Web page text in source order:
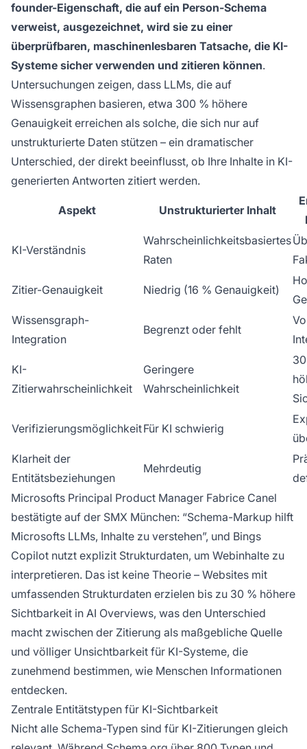
founder-Eigenschaft, die auf ein Person-Schema
verweist, ausgezeichnet, wird sie zu einer
überprüfbaren, maschinenlesbaren Tatsache, die KI-
Systeme sicher verwenden und zitieren können.
Untersuchungen zeigen, dass LLMs, die auf
Wissensgraphen basieren, etwa 300 % höhere
Genauigkeit erreichen als solche, die sich nur auf
unstrukturierte Daten stützen – ein dramatischer
Unterschied, der direkt beeinflusst, ob Ihre Inhalte in KI-
generierten Antworten zitiert werden.
Aspekt Unstrukturierter Inhalt
KI-Verständnis
Wahrscheinlichkeitsbasiertes
Raten
Zitier-Genauigkeit Niedrig (16 % Genauigkeit)
Wissensgraph-
Integration
Begrenzt oder fehlt
KI-
Zitierwahrscheinlichkeit
Geringere
Wahrscheinlichkeit
VerifizierungsmöglichkeitFür KI schwierig
Klarheit der
Entitätsbeziehungen
Mehrdeutig
Microsofts Principal Product Manager Fabrice Canel
bestätigte auf der SMX München: “Schema-Markup hilft
Microsofts LLMs, Inhalte zu verstehen”, und Bings
Copilot nutzt explizit Strukturdaten, um Webinhalte zu
interpretieren. Das ist keine Theorie – Websites mit
umfassenden Strukturdaten erzielen bis zu 30 % höhere
Sichtbarkeit in AI Overviews, was den Unterschied
macht zwischen der Zitierung als maßgebliche Quelle
und völliger Unsichtbarkeit für KI-Systeme, die
zunehmend bestimmen, wie Menschen Informationen
entdecken.
Zentrale Entitätstypen für KI-Sichtbarkeit
Nicht alle Schema-Typen sind für KI-Zitierungen gleich